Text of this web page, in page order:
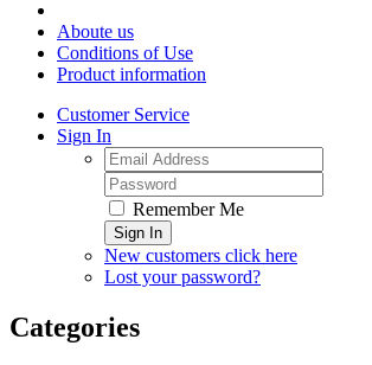
Aboute us
Conditions of Use
Product information
Customer Service
Sign In
Remember Me
Sign In
New customers click here
Lost your password?
Categories